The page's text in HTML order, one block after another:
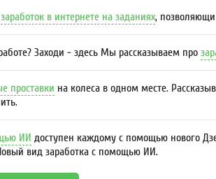
заработок в интернете на заданиях,
Заходи - здесь Мы рассказываем про
проставки на колеса в одном месте.
ИИ доступен каждому с помощью нового
вид заработка с помощью ИИ.